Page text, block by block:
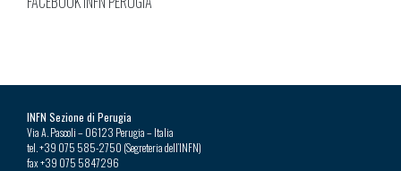
INFN Sezione di Perugia
Via A. Pascoli – 06123 Perugia – Italia
tel. +39 075 585-2750 (Segreteria dell’INFN)
fax +39 075 5847296